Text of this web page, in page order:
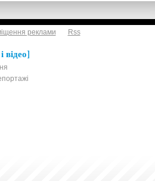
реклами Rss
відео